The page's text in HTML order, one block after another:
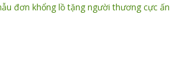
đơn khổng lồ tặng người thương cực ấn